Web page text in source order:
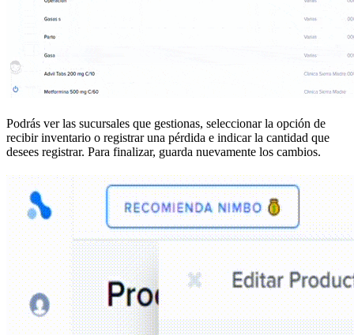
Podrás ver las sucursales que gestionas, seleccionar la opción de
recibir inventario o registrar una pérdida e indicar la cantidad que
desees registrar. Para finalizar, guarda nuevamente los cambios.